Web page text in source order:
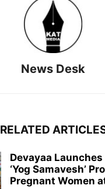
News Desk
RELATED
Devayaa
‘Yog Samavesh’
Pregnant Women